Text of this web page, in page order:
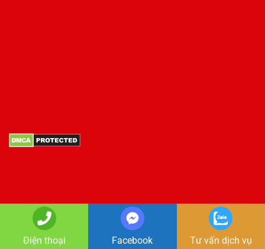
Copyright 2026 © Copyright GIA LONG
Điện thoại Facebook Tư vấn dịch vụ